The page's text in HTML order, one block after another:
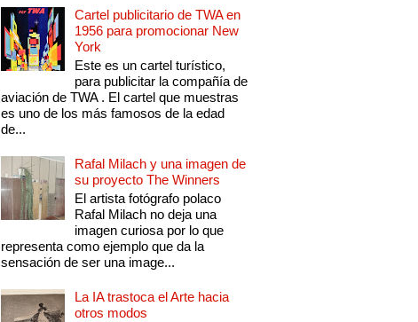
Cartel publicitario de TWA en
1956 para promocionar New
York
Este es un cartel turístico,
para publicitar la compañía de
aviación de TWA . El cartel que muestras
es uno de los más famosos de la edad
de...
Rafal Milach y una imagen de
su proyecto The Winners
El artista fotógrafo polaco
Rafal Milach no deja una
imagen curiosa por lo que
representa como ejemplo que da la
sensación de ser una image...
La IA trastoca el Arte hacia
otros modos